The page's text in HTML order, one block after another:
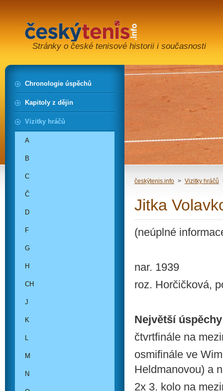
Stránky o české tenisové historii i současnosti
českýtenis.info > Vizitky hráčů
Jitka
(neúplné
nar. 1939
roz. Horčičková,
Největší
čtvrtfinále na
osmifinále ve
Heldmanovou) a
2x 3. kolo na
Chronologie úspěchů
Kapitoly z dějin
Vizitky hráčů
A
B
C
Č
D
F
G
H
CH
J
K
L
M
N